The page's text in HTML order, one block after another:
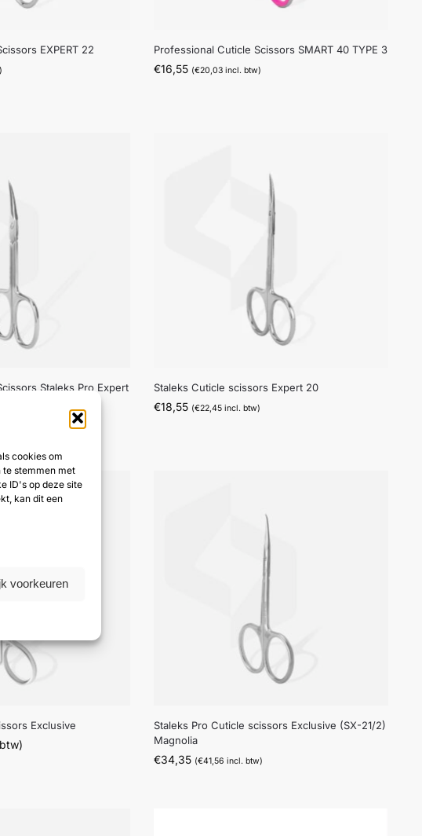
cookies om
te stemmen met
ID's op deze site
kan dit een
voorkeuren
EXPERT 22 Professional Cuticle Scissors SMART 40 TYPE 3
€16,55 (€20,03 incl. btw)
Staleks Pro Expert
Staleks Cuticle scissors Expert 20
€18,55 (€22,45 incl. btw)
Exclusive
Staleks Pro Cuticle scissors Exclusive (SX-21/2)
Magnolia
€34,35 (€41,56 incl. btw)